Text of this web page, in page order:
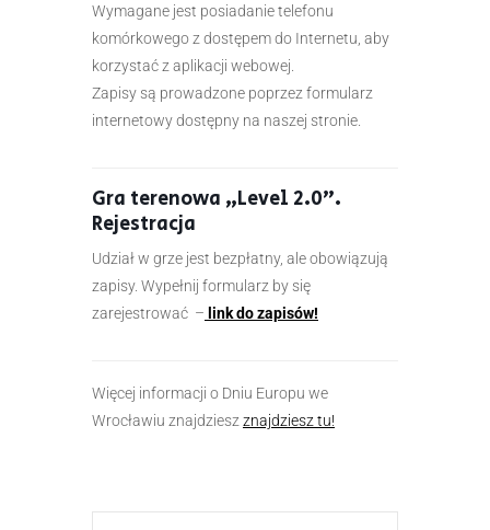
Wymagane jest posiadanie telefonu
komórkowego z dostępem do Internetu, aby
korzystać z aplikacji webowej.
Zapisy są prowadzone poprzez formularz
internetowy dostępny na naszej stronie.
Gra terenowa „Level 2.0”.
Rejestracja
Udział w grze jest bezpłatny, ale obowiązują
zapisy. Wypełnij formularz by się
zarejestrować – link do zapisów!
Więcej informacji o Dniu Europu we
Wrocławiu znajdziesz znajdziesz tu!